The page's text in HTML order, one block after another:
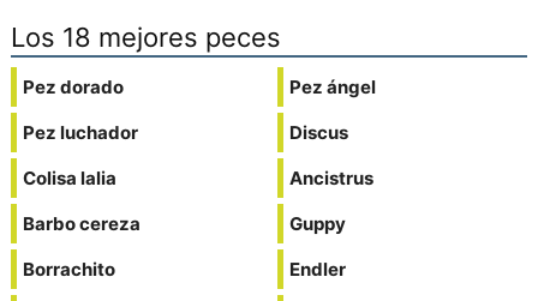
Los 18 mejores peces
Pez dorado
Pez luchador
Colisa lalia
Barbo cereza
Borrachito
Pez ángel
Discus
Ancistrus
Guppy
Endler